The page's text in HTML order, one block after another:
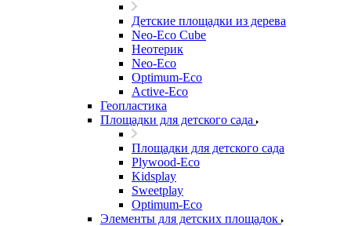
Детские площадки из дерева
Neo-Eco Cube
Неотерик
Neo-Eco
Оptimum-Еco
Active-Eco
Геопластика
Площадки для детского сада
Площадки для детского сада
Plywood-Eco
Kidsplay
Sweetplay
Оptimum-Еco
Элементы для детских площадок